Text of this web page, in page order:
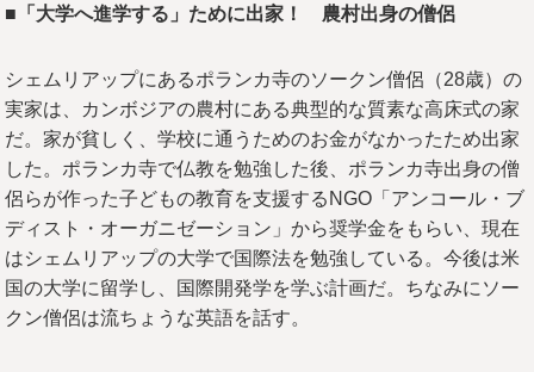
■「大学へ進学する」ために出家！ 農村出身の僧侶
シェムリアップにあるポランカ寺のソークン僧侶（28歳）の
実家は、カンボジアの農村にある典型的な質素な高床式の家
だ。家が貧しく、学校に通うためのお金がなかったため出家
した。ポランカ寺で仏教を勉強した後、ポランカ寺出身の僧
侶らが作った子どもの教育を支援するNGO「アンコール・ブ
ディスト・オーガニゼーション」から奨学金をもらい、現在
はシェムリアップの大学で国際法を勉強している。今後は米
国の大学に留学し、国際開発学を学ぶ計画だ。ちなみにソー
クン僧侶は流ちょうな英語を話す。